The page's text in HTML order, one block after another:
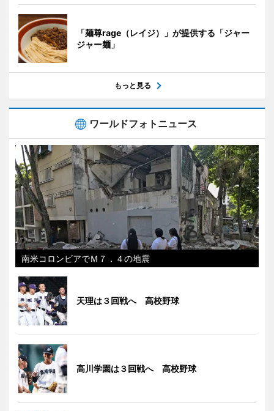
「麺尊rage（レイジ）」が提供する「ジャー
ジャー麺」
もっと見る
ワールドフォトニュース
南米コロンビアでＭ７．４の地震
天理は３回戦へ 高校野球
高川学園は３回戦へ 高校野球